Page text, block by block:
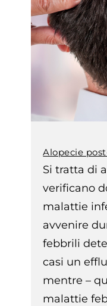
Alopecie
Si tratta di
verificano
malattie
avvenire
febbrili
casi un
mentre –
malattie